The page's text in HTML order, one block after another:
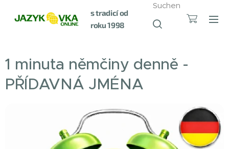
s tradicí od
roku 1998
Suchen
1 minuta němčiny denně -
PŘÍDAVNÁ JMÉNA